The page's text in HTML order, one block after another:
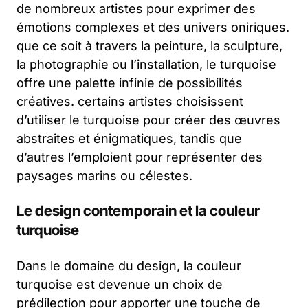
de nombreux artistes pour exprimer des
émotions complexes et des univers oniriques.
que ce soit à travers la peinture, la sculpture,
la photographie ou l’installation, le turquoise
offre une palette infinie de possibilités
créatives. certains artistes choisissent
d’utiliser le turquoise pour créer des œuvres
abstraites et énigmatiques, tandis que
d’autres l’emploient pour représenter des
paysages marins ou célestes.
Le design contemporain et la couleur
turquoise
Dans le domaine du design, la couleur
turquoise est devenue un choix de
prédilection pour apporter une touche de